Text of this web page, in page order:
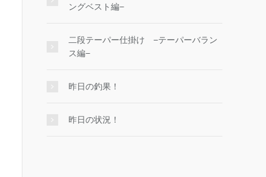
ングベスト編−
二段テーパー仕掛け −テーパーバラン
ス編−
昨日の釣果！
昨日の状況！